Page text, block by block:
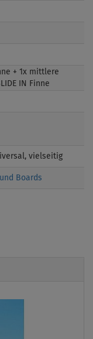
+ 1x mittlere
IN Finne
vielseitig
Boards